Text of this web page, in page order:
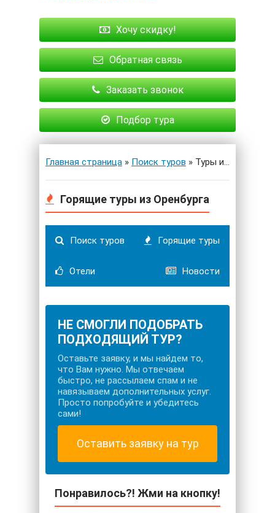
Хочу скидку!
Обратная связь
Заказать звонок
Подбор тура
Главная страница » Поиск туров » Туры из Оренбурга
Горящие туры из Оренбурга
Поиск туров Горящие туры
Отели Новости
НЕ СМОГЛИ ПОДОБРАТЬ
ПОДХОДЯЩИЙ ТУР?
Оставьте заявку, и мы найдем то,
что Вам нужно. Мы отвечаем
быстро, не рассылаем спам и не
навязываем дополнительных услуг.
Просто попробуйте и убедитесь
сами!
Оставить заявку на тур
Понравилось?! Жми на кнопку!